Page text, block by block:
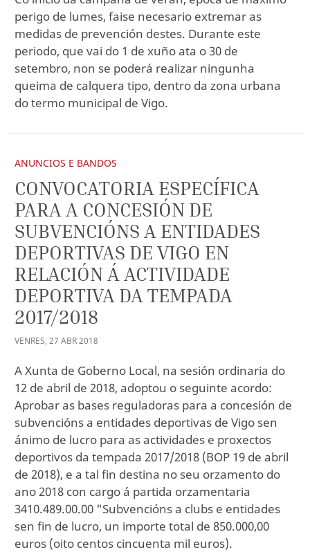
perigo de lumes, faise necesario extremar as
medidas de prevención destes. Durante este
periodo, que vai do 1 de xuño ata o 30 de
setembro, non se poderá realizar ningunha
queima de calquera tipo, dentro da zona urbana
do termo municipal de Vigo.
ANUNCIOS E BANDOS
CONVOCATORIA ESPECÍFICA
PARA A CONCESIÓN DE
SUBVENCIÓNS A ENTIDADES
DEPORTIVAS DE VIGO EN
RELACIÓN Á ACTIVIDADE
DEPORTIVA DA TEMPADA
2017/2018
VENRES, 27 ABR2018
A Xunta de Goberno Local, na sesión ordinaria do
12 de abril de 2018, adoptou o seguinte acordo:
Aprobar as bases reguladoras para a concesión de
subvencións a entidades deportivas de Vigo sen
ánimo de lucro para as actividades e proxectos
deportivos da tempada 2017/2018 (BOP 19 de abril
de 2018), e a tal fin destina no seu orzamento do
ano 2018 con cargo á partida orzamentaria
3410.489.00.00 "Subvencións a clubs e entidades
sen fin de lucro, un importe total de 850.000,00
euros (oito centos cincuenta mil euros).